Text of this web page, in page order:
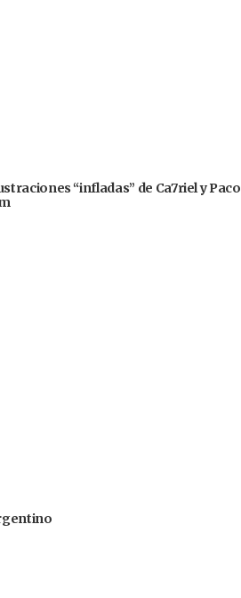
“infladas” de Ca7riel y Paco